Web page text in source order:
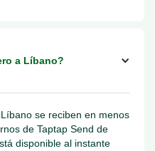
a Líbano?
se reciben en menos
de Taptap Send de
disponible al instante